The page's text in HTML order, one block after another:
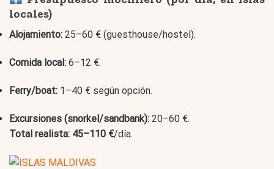
locales)
Alojamiento: 25–60 € (guesthouse/hostel).
Comida local: 6–12 €.
Ferry/boat: 1–40 € según opción.
Excursiones (snorkel/sandbank): 20–60 €.
Total realista: 45–110 €/día.